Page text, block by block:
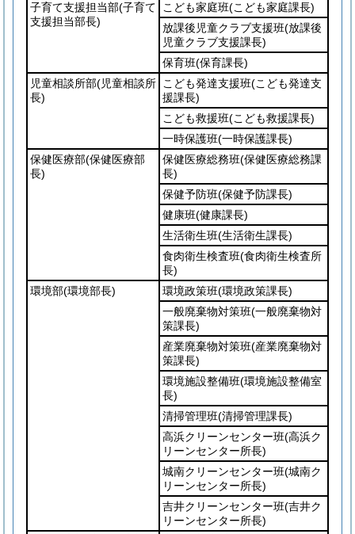
子育て支援担当部(子育て
支援担当部長)
こども家庭班(こども家庭課長)
放課後児童クラブ支援班(放課後
児童クラブ支援課長)
保育班(保育課長)
児童相談所部(児童相談所
長)
こども発達支援班(こども発達支
援課長)
こども救援班(こども救援課長)
一時保護班(一時保護課長)
保健医療部(保健医療部
長)
保健医療総務班(保健医療総務課
長)
保健予防班(保健予防課長)
健康班(健康課長)
生活衛生班(生活衛生課長)
食肉衛生検査班(食肉衛生検査所
長)
環境部(環境部長) 環境政策班(環境政策課長)
一般廃棄物対策班(一般廃棄物対
策課長)
産業廃棄物対策班(産業廃棄物対
策課長)
環境施設整備班(環境施設整備室
長)
清掃管理班(清掃管理課長)
高浜クリーンセンター班(高浜ク
リーンセンター所長)
城南クリーンセンター班(城南ク
リーンセンター所長)
吉井クリーンセンター班(吉井ク
リーンセンター所長)